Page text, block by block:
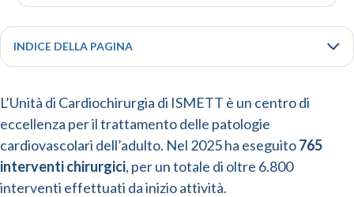
INDICE DELLA PAGINA
L’Unità di Cardiochirurgia di ISMETT è un centro di
eccellenza per il trattamento delle patologie
cardiovascolari dell’adulto. Nel 2025 ha eseguito765
interventi chirurgici, per un totale di oltre 6.800
interventi effettuati da inizio attività.